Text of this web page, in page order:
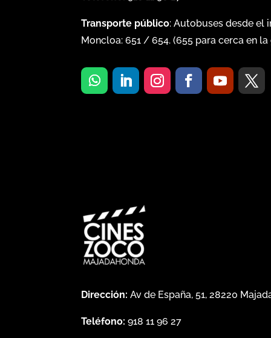
Transporte público: Autobuses desde el
Moncloa:651 /654. (655 para cerca en la
Dirección: Av de España, 51, 28220
Teléfono: 918 11 96 27